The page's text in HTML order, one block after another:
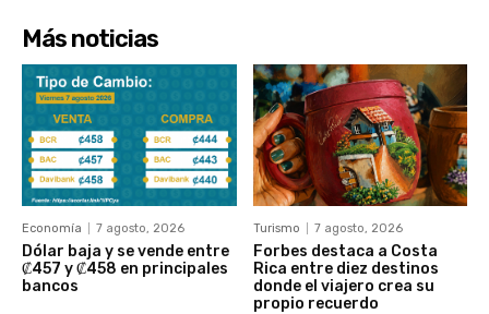
Más noticias
Economía 7 agosto, 2026
Dólar baja y se vende entre
₡457 y ₡458 en principales
bancos
Turismo 7 agosto, 2026
Forbes destaca a Costa
Rica entre diez destinos
donde el viajero crea su
propio recuerdo